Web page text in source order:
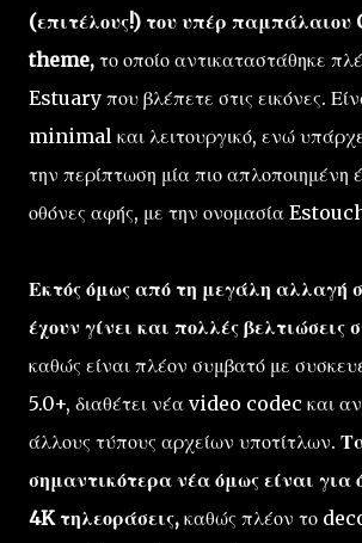
(επιτέλους!) του υπέρ
theme, το οποίο αντικαταστάθηκε
Estuary που βλέπετε στις εικόνες.
minimal και λειτουργικό, ενώ
την περίπτωση μία πιο απλοποιημένη
οθόνες αφής, με την ονομασία
Εκτός όμως από τη μεγάλη αλλαγή
έχουν γίνει και πολλές βελτιώσεις
καθώς είναι πλέον συμβατό με
5.0+, διαθέτει νέα video codec και
άλλους τύπους αρχείων υποτίτλων.
σημαντικότερα νέα όμως είναι για
4K τηλεοράσεις, καθώς πλέον το